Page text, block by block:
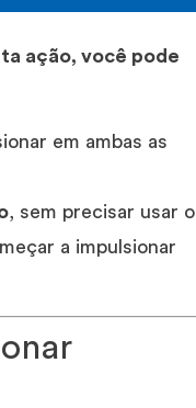
ação, você pode
em ambas as
, sem precisar usar o
a impulsionar